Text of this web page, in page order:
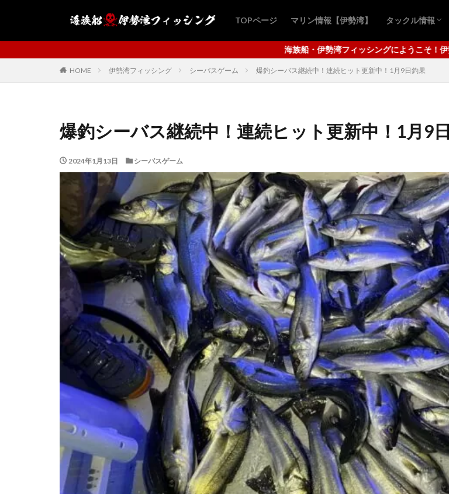
TOPページ マリン情報【伊勢湾】 タックル情報
おすすめ商品
青物ルアー
シーバスルアー
海族船・伊勢湾フィッシングにようこそ！伊勢湾沖の釣り釣果等を配信してまいります。
HOME 伊勢湾フィッシング シーバスゲーム 爆釣シーバス継続中！連続ヒット更新中！1月9日釣果
爆釣シーバス継続中！連続ヒット更新中！1月9
2024年1月13日 シーバスゲーム